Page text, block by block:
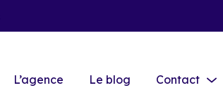
L’agence Le blog Contact